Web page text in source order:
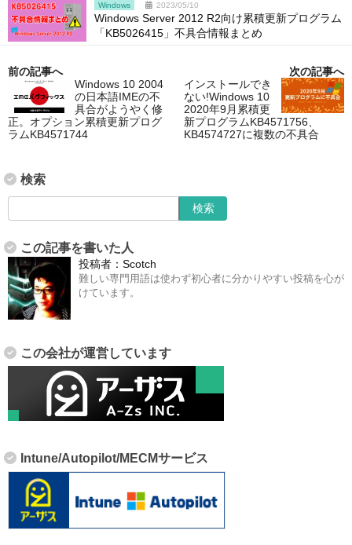
Windows 2023/05/10
Windows Server 2012 R2向け累積更新プログラム
「KB5026415」不具合情報まとめ
前の記事へ
Windows 10 2004
の日本語IMEの不
具合がようやく修
正。オプション累積更新プログ
ラムKB4571744
次の記事へ
インストールでき
ない!Windows 10
2020年9月累積更
新プログラムKB4571756、
KB4574727に複数の不具合
検索
この記事を書いた人
投稿者： Scotch
難しい専門用語は使わず初心者に分かりやすい投稿を心が
けています。
この会社が運営しています
Intune/Autopilot/MECMサービス